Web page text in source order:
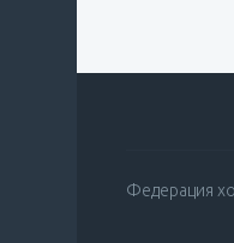
Федерация